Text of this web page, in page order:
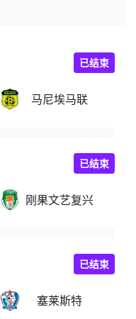
马尼埃马联
已结束
刚果文艺复兴
已结束
塞莱斯特
已结束